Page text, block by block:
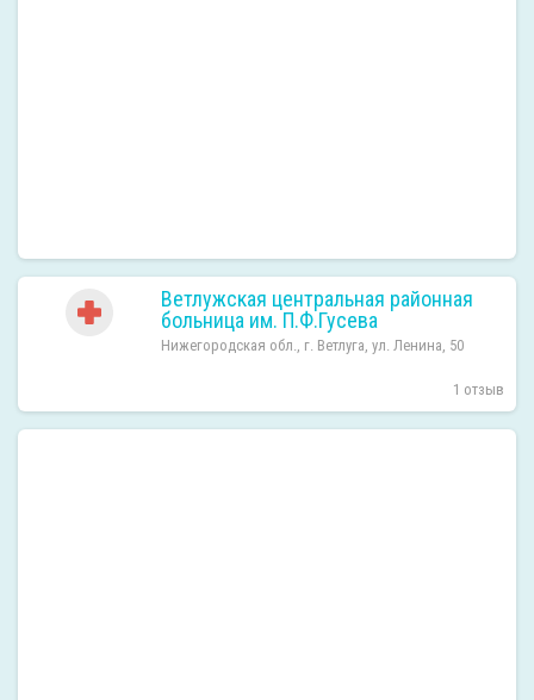
Ветлужская центральная районная
больница им. П.Ф.Гусева
Нижегородская обл., г. Ветлуга, ул. Ленина, 50
1 отзыв